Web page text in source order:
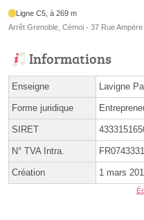
Ligne C5, à 269 m
Arrêt Grenoble, Cémoi - 37 Rue Ampère
Informations
Enseigne Lavigne
Forme juridique
SIRET
N° TVA Intra.
Création 1 mars